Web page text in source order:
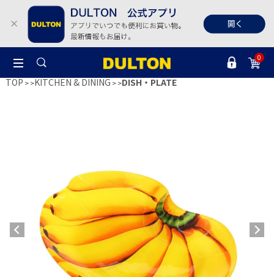
0
TOP >KITCHEN & DINING >DISH・PLATE